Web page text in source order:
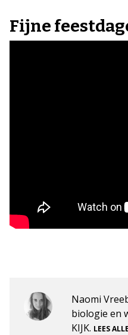
Fijne
Naomi
biologie en
KIJK. LEES